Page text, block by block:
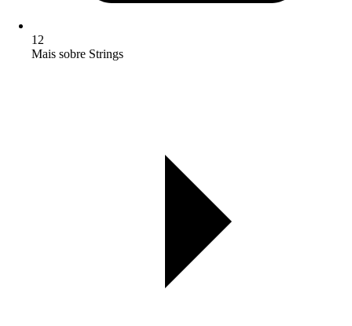
12
Mais sobre Strings